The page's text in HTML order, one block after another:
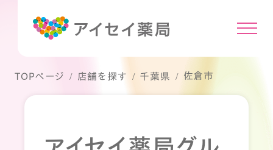
TOPページ 店舗を探す 千葉県 佐倉市